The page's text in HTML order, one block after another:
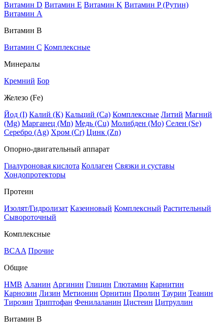
Витамин D Витамин E Витамин K Витамин P (Рутин)
Витамин А
Витамин В
Витамин C Комплексные
Минералы
Кремний Бор
Железо (Fe)
Йод (I) Калий (К) Кальций (Са) Комплексные Литий Магний
(Mg) Марганец (Mn) Медь (Сu) Молибден (Мо) Селен (Se)
Серебро (Ag) Хром (Cr) Цинк (Zn)
Опорно-двигательный аппарат
Гиалуроновая кислота Коллаген Связки и суставы
Хондопротекторы
Протеин
Изолят/Гидролизат Казеиновый Комплексный Растительный
Сывороточный
Комплексные
BCAA Прочие
Общие
HMB Аланин Аргинин Глицин Глютамин Карнитин
Карнозин Лизин Метионин Орнитин Пролин Таурин Теанин
Тирозин Триптофан Фенилаланин Цистеин Цитруллин
Витамин В